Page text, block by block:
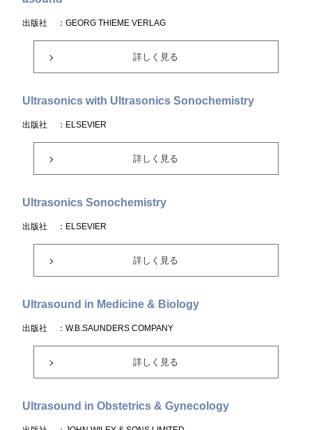
出版社 ：GEORG THIEME VERLAG
詳しく見る
Ultrasonics with Ultrasonics Sonochemistry
出版社 ：ELSEVIER
詳しく見る
Ultrasonics Sonochemistry
出版社 ：ELSEVIER
詳しく見る
Ultrasound in Medicine & Biology
出版社 ：W.B.SAUNDERS COMPANY
詳しく見る
Ultrasound in Obstetrics & Gynecology